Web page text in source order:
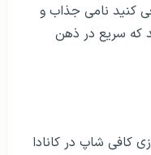
کنید نامی جذاب و
که سریع در ذهن
کافی شاپ در کانادا